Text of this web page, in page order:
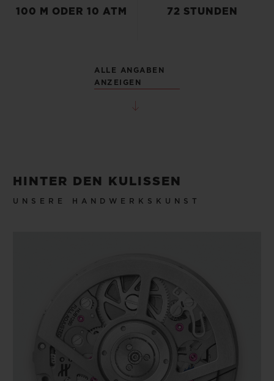
100 M ODER 10 ATM 72 STUNDEN
ALLE ANGABEN
ANZEIGEN
HINTER DEN KULISSEN
UNSERE HANDWERKSKUNST